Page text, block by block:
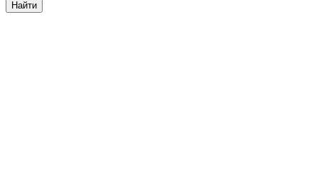
Найти